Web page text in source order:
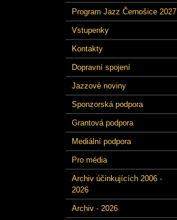
Program Jazz Černošice 2027
Vstupenky
Kontakty
Dopravní spojení
Jazzové noviny
Sponzorská podpora
Grantová podpora
Mediální podpora
Pro média
Archiv účinkujících 2006 -
2026
Archiv - 2026